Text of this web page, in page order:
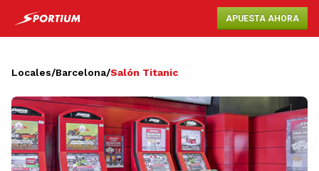
APUESTA AHORA
Locales/Barcelona/Salón Titanic